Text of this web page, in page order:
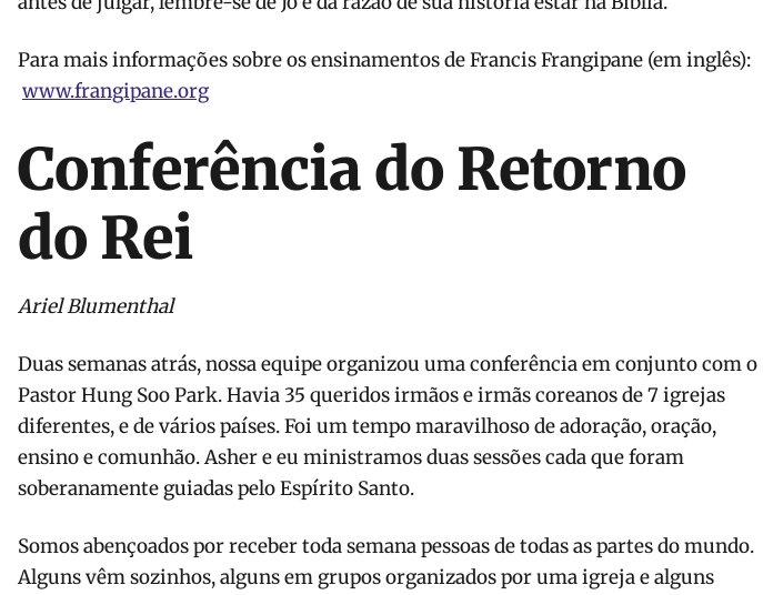
Para mais informações sobre os ensinamentos de Francis Frangipane (em inglês):
www.frangipane.org
Conferência do Retorno
do Rei
Ariel Blumenthal
Duas semanas atrás, nossa equipe organizou uma conferência em conjunto com o
Pastor Hung Soo Park. Havia 35 queridos irmãos e irmãs coreanos de 7 igrejas
diferentes, e de vários países. Foi um tempo maravilhoso de adoração, oração,
ensino e comunhão. Asher e eu ministramos duas sessões cada que foram
soberanamente guiadas pelo Espírito Santo.
Somos abençoados por receber toda semana pessoas de todas as partes do mundo.
Alguns vêm sozinhos, alguns em grupos organizados por uma igreja e alguns